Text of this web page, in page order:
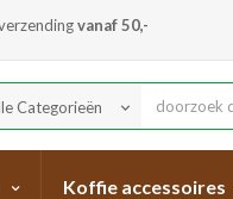
vanaf 50,-
Categorieën keyboard_arrow_down
Koffie accessoires